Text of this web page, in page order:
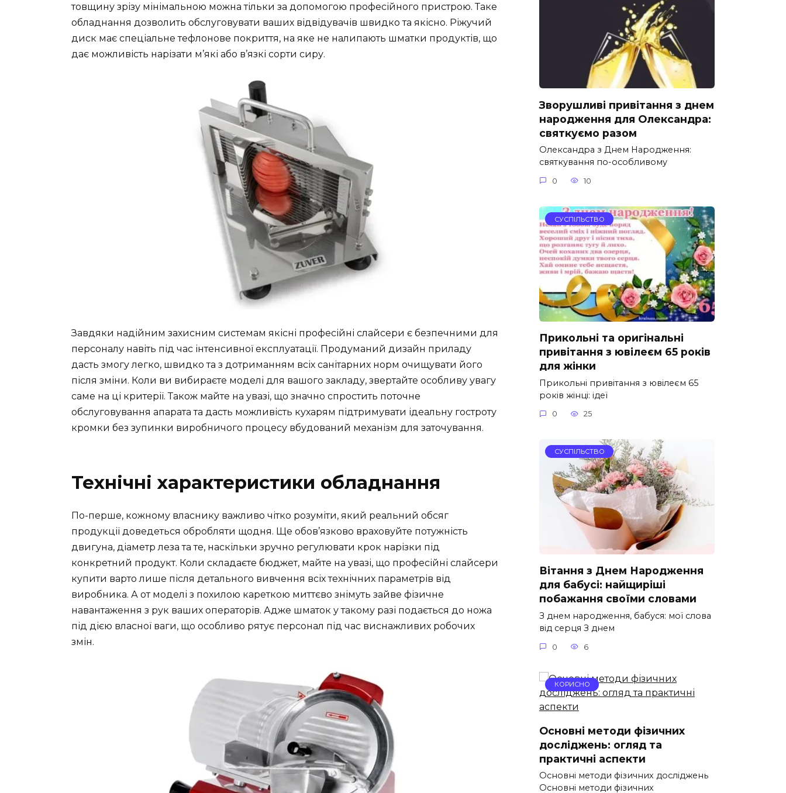
товщину зрізу мінімальною можна тільки за допомогою професійного пристрою. Таке
обладнання дозволить обслуговувати ваших відвідувачів швидко та якісно. Ріжучий
диск має спеціальне тефлонове покриття, на яке не налипають шматки продуктів, що
дає можливість нарізати м’які або в’язкі сорти сиру.
Завдяки надійним захисним системам якісні професійні слайсери є безпечними для
персоналу навіть під час інтенсивної експлуатації. Продуманий дизайн приладу
дасть змогу легко, швидко та з дотриманням всіх санітарних норм очищувати його
після зміни. Коли ви вибираєте моделі для вашого закладу, звертайте особливу увагу
саме на ці критерії. Також майте на увазі, що значно спростить поточне
обслуговування апарата та дасть можливість кухарям підтримувати ідеальну гостроту
кромки без зупинки виробничого процесу вбудований механізм для заточування.
Технічні характеристики обладнання
По-перше, кожному власнику важливо чітко розуміти, який реальний обсяг
продукції доведеться обробляти щодня. Ще обов’язково враховуйте потужність
двигуна, діаметр леза та те, наскільки зручно регулювати крок нарізки під
конкретний продукт. Коли складаєте бюджет, майте на увазі, що професійні слайсери
купити варто лише після детального вивчення всіх технічних параметрів від
виробника. А от моделі з похилою кареткою миттєво знімуть зайве фізичне
навантаження з рук ваших операторів. Адже шматок у такому разі подається до ножа
під дією власної ваги, що особливо рятує персонал під час виснажливих робочих
змін.
Зворушливі привітання з днем
народження для Олександра:
святкуємо разом
Олександра з Днем Народження:
святкування по-особливому
0 10
СУСПІЛЬСТВО
Прикольні та оригінальні
привітання з ювілеєм 65 років
для жінки
Прикольні привітання з ювілеєм 65
років жінці: ідеї
0 25
СУСПІЛЬСТВО
Вітання з Днем Народження
для бабусі: найщиріші
побажання своїми словами
З днем народження, бабуся: мої слова
від серця З днем
0 6
КОРИСНО
Основні методи фізичних
досліджень: огляд та
практичні аспекти
Основні методи фізичних досліджень
Основні методи фізичних